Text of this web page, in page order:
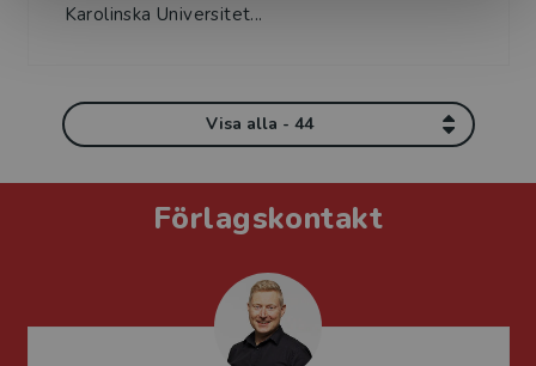
Karolinska Universitet...
Visa alla - 44
Förlagskontakt